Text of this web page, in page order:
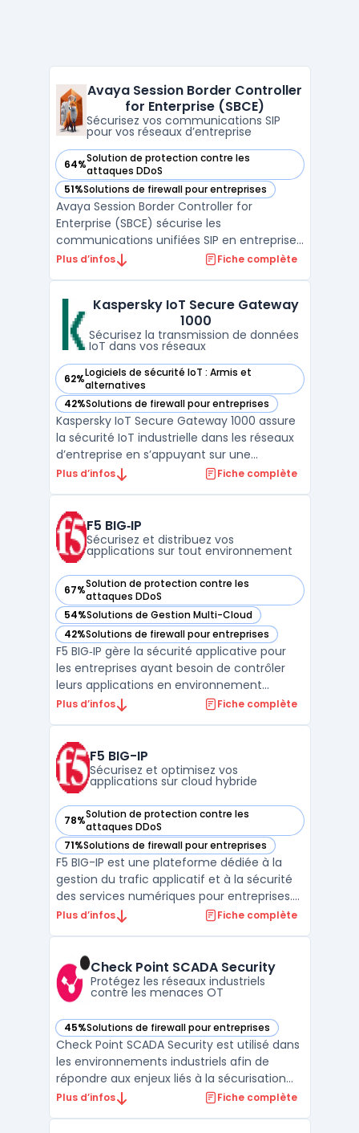
Avaya Session Border Controller
for Enterprise (SBCE)
Sécurisez vos communications SIP
pour vos réseaux d’entreprise
64%Solution de protection contre les
attaques DDoS
— voir Avaya Session Border Controller for Enterprise
51%Solutions de firewall pour entreprises
— voir Avaya Session Border Controller for Enterprise
Avaya Session Border Controller for
Enterprise (SBCE) sécurise les
communications unifiées SIP en entreprise
et gère les flux entre réseaux internes et
besoins des grandes structures disposant
de déploiements voix et vidé ...
Plus d’infos Fiche complète
Kaspersky IoT Secure Gateway
1000
Sécurisez la transmission de données
IoT dans vos réseaux
62%Logiciels de sécurité IoT : Armis et
alternatives
— voir Kaspersky IoT Secure Gateway 1000 dans cette
42%Solutions de firewall pour entreprises
— voir Kaspersky IoT Secure Gateway 1000 dans cette
Kaspersky IoT Secure Gateway 1000 assure
la sécurité IoT industrielle dans les réseaux
d’entreprise en s’appuyant sur une
architecture cyber-immune basée sur
opérateurs de smart cities confrontés à
l’augment ...
Plus d’infos Fiche complète
F5 BIG‑IP
Sécurisez et distribuez vos
applications sur tout environnement
67%Solution de protection contre les
attaques DDoS
— voir F5 BIG‑IP dans cette catégorie
54%Solutions de Gestion Multi-Cloud
— voir F5 BIG‑IP dans cette catégorie
42%Solutions de firewall pour entreprises
— voir F5 BIG‑IP dans cette catégorie
F5 BIG‑IP gère la sécurité applicative pour
les entreprises ayant besoin de contrôler
leurs applications en environnement
hybride ou multicloud. Les équipes IT qui
risques de faille ou d’interruption. F5 BIG‑I ...
Plus d’infos Fiche complète
F5 BIG-IP
Sécurisez et optimisez vos
applications sur cloud hybride
78%Solution de protection contre les
attaques DDoS
— voir F5 BIG-IP dans cette catégorie
71%Solutions de firewall pour entreprises
— voir F5 BIG-IP dans cette catégorie
F5 BIG-IP est une plateforme dédiée à la
gestion du trafic applicatif et à la sécurité
des services numériques pour entreprises.
Le logiciel cible les organisations qui
équipes techniques doivent concilier
performance r ...
Plus d’infos Fiche complète
Check Point SCADA Security
Protégez les réseaux industriels
contre les menaces OT
45%Solutions de firewall pour entreprises
— voir Check Point SCADA Security dans cette catégorie
Check Point SCADA Security est utilisé dans
les environnements industriels afin de
répondre aux enjeux liés à la sécurisation
des réseaux OT et SCADA. Ce logiciel
Plus d’infos Fiche complète